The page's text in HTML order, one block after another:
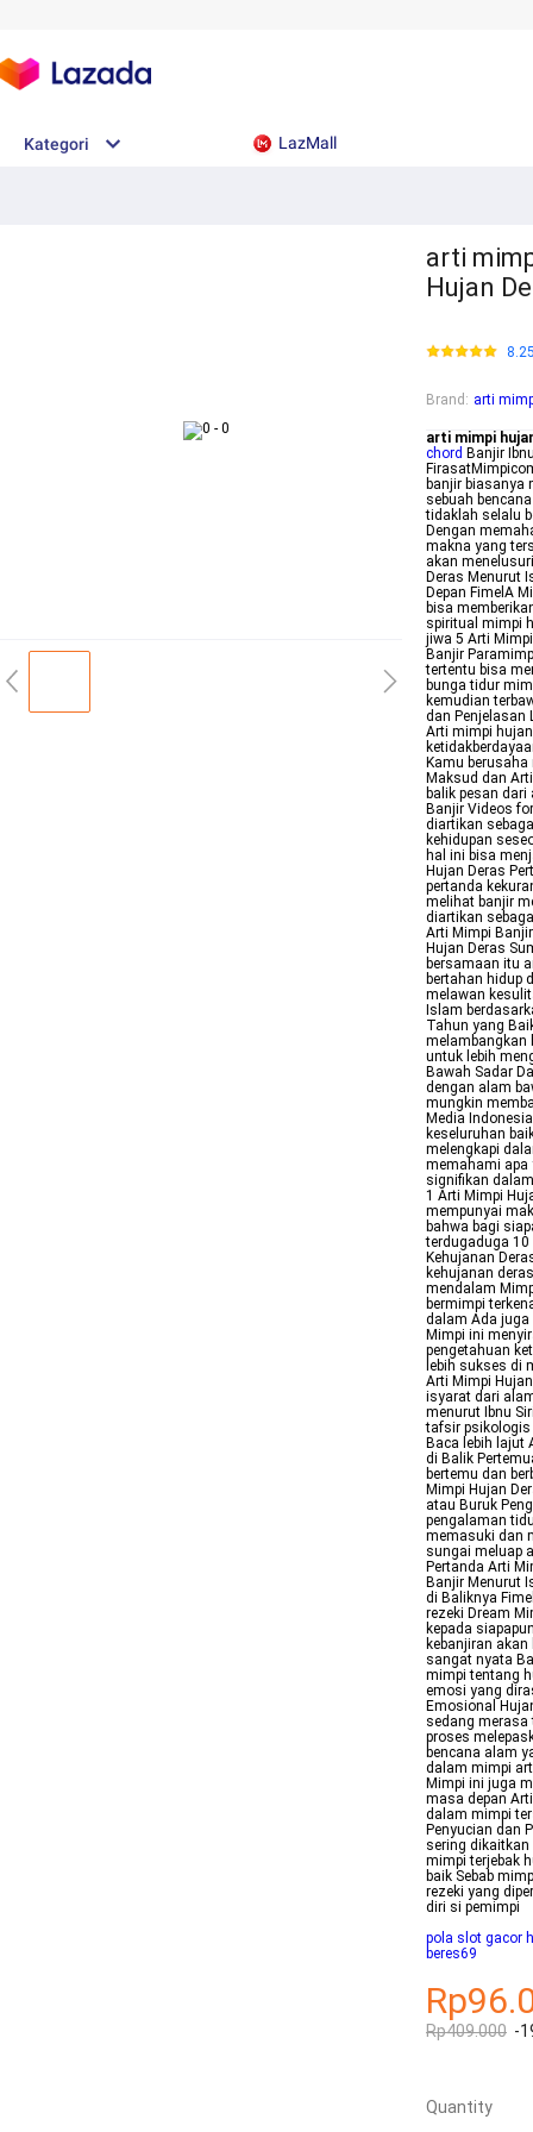
Kategori LazMall
arti
Hujan
Brand : arti
arti mimpi
chord Banjir
banjir biasanya
sebuah
tidaklah selalu
Dengan
makna yang
akan
Deras Menurut
Depan FimelA
bisa
spiritual mimpi
jiwa 5 Arti
Banjir
tertentu bisa
bunga tidur
kemudian
dan Penjelasan
Arti mimpi
Kamu
Maksud dan
balik pesan
Banjir Videos
diartikan
kehidupan
hal ini bisa
Hujan Deras
pertanda
melihat banjir
diartikan
Arti Mimpi
Hujan Deras
bersamaan itu
bertahan hidup
melawan
Islam
Tahun yang
melambangkan
untuk lebih
Bawah Sadar
dengan alam
mungkin
Media
keseluruhan
melengkapi
memahami
signifikan
1 Arti Mimpi
mempunyai
bahwa bagi
terdugaduga 10
Kehujanan
kehujanan
mendalam
bermimpi
dalam Ada
Mimpi ini
pengetahuan
lebih sukses di
Arti Mimpi
isyarat dari
menurut Ibnu
tafsir psikologis
Baca lebih lajut
di Balik
bertemu dan
Mimpi Hujan
atau Buruk
pengalaman
memasuki dan
sungai meluap
Pertanda Arti
Banjir Menurut
di Baliknya
rezeki Dream
kepada
kebanjiran
sangat nyata
mimpi tentang
emosi yang
Emosional
sedang merasa
proses
bencana alam
dalam mimpi
Mimpi ini juga
masa depan
dalam mimpi
Penyucian dan
sering dikaitkan
mimpi terjebak
baik Sebab
rezeki yang
diri si pemimpi
pola slot gacor
beres69
Rp409.000 -
Quantity